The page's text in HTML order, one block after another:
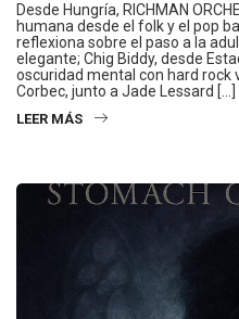
Desde Hungría, RICHMAN
humana desde el folk y el pop
reflexiona sobre el paso a la
elegante; Chig Biddy, desde
oscuridad mental con hard rock
Corbec, junto a Jade Lessard […]
LEER MÁS